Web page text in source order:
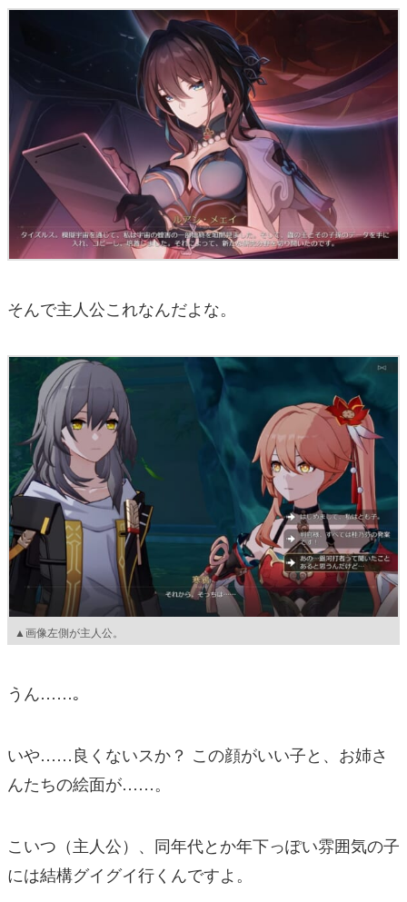
そんで主人公これなんだよな。
▲画像左側が主人公。
うん……｡
いや……良くないスか？ この顔がいい子と、お姉さ
んたちの絵面が……。
こいつ（主人公）、同年代とか年下っぽい雰囲気の子
には結構グイグイ行くんですよ。